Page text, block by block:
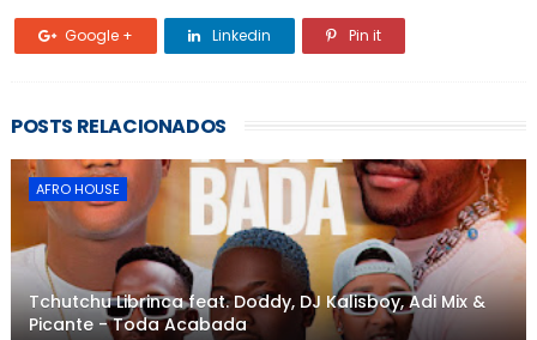
Google + Linkedin Pin it
POSTS RELACIONADOS
AFRO HOUSE
Tchutchu Librinca feat. Doddy, DJ Kalisboy, Adi Mix &
Picante - Toda Acabada